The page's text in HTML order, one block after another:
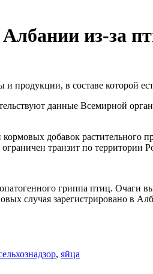
из-за
в составе которой
данные Всемирной
добавок растительного
транзит по территории
гриппа птиц. Очаги
случая зарегистрировано в
, яйца